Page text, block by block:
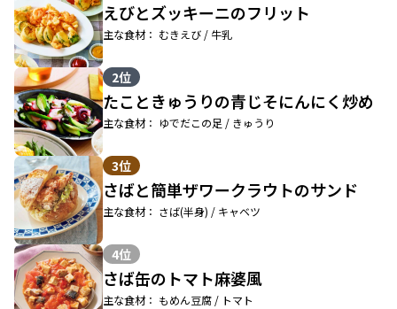
えびとズッキーニのフリット
主な食材： むきえび / 牛乳
2位
たこときゅうりの青じそにんにく炒め
主な食材： ゆでだこの足 / きゅうり
3位
さばと簡単ザワークラウトのサンド
主な食材： さば(半身) / キャベツ
4位
さば缶のトマト麻婆風
主な食材： もめん豆腐 / トマト